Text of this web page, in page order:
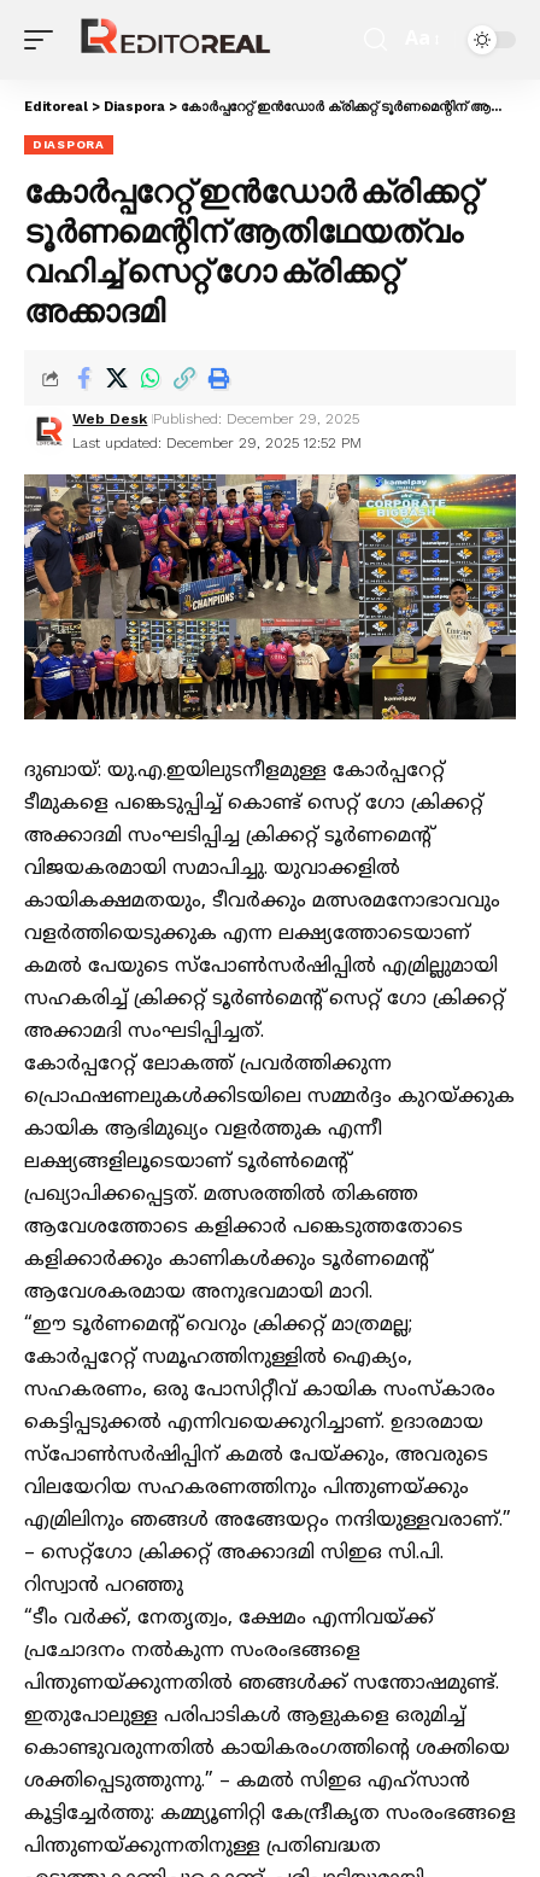
Editoreal > Diaspora > കോർപ്പറേറ്റ് ഇൻഡോർ ക്രിക്കറ്റ് ടൂർണമെന്റിന് ആതിഥേയത്വം വഹിച്ച് സെറ്റ് ഗോ ക്രിക്കറ്റ് അക്കാദമി
DIASPORA
കോർപ്പറേറ്റ് ഇൻഡോർ ക്രിക്കറ്റ്
ടൂർണമെന്റിന് ആതിഥേയത്വം
വഹിച്ച് സെറ്റ് ഗോ ക്രിക്കറ്റ്
അക്കാദമി
Last updated: December 29, 2025 12:52 PM
Web Desk Published: December 29, 2025
ദുബായ്: യു.എ.ഇയിലുടനീളമുള്ള കോർപ്പറേറ്റ്
ടീമുകളെ പങ്കെടുപ്പിച്ച് കൊണ്ട് സെറ്റ് ഗോ ക്രിക്കറ്റ്
അക്കാദമി സംഘടിപ്പിച്ച ക്രിക്കറ്റ് ടൂർണമെന്റ്
വിജയകരമായി സമാപിച്ചു. യുവാക്കളിൽ
കായികക്ഷമതയും, ടീവർക്കും മത്സരമനോഭാവവും
വള‍ർത്തിയെടുക്കുക എന്ന ലക്ഷ്യത്തോടെയാണ്
കമൽ പേയുടെ സ്പോൺസർഷിപ്പിൽ എമ്രില്ലുമായി
സഹകരിച്ച് ക്രിക്കറ്റ് ടൂർൺമെൻ്റ് സെറ്റ് ​ഗോ ക്രിക്കറ്റ്
അക്കാമദി സംഘടിപ്പിച്ചത്.
കോ‍ർപ്പറേറ്റ് ലോകത്ത് പ്രവ‍ർത്തിക്കുന്ന
പ്രൊഫഷണലുകൾക്കിടയിലെ സമ്മ‍ർദ്ദം കുറയ്ക്കുക
കായിക ആഭിമുഖ്യം വള‍ർത്തുക എന്നീ
ലക്ഷ്യങ്ങളിലൂടെയാണ് ടൂർൺമെൻ്റ്
പ്രഖ്യാപിക്കപ്പെട്ടത്. മത്സരത്തിൽ തികഞ്ഞ
ആവേശത്തോടെ കളിക്കാർ പങ്കെടുത്തതോടെ
കളിക്കാർക്കും കാണികൾക്കും ടൂർണമെൻ്റ്
ആവേശകരമായ അനുഭവമായി മാറി.
“ഈ ടൂർണമെന്റ് വെറും ക്രിക്കറ്റ് മാത്രമല്ല;
കോർപ്പറേറ്റ് സമൂഹത്തിനുള്ളിൽ ഐക്യം,
സഹകരണം, ഒരു പോസിറ്റീവ് കായിക സംസ്കാരം
കെട്ടിപ്പടുക്കൽ എന്നിവയെക്കുറിച്ചാണ്. ഉദാരമായ
സ്പോൺസർഷിപ്പിന് കമൽ പേയ്ക്കും, അവരുടെ
വിലയേറിയ സഹകരണത്തിനും പിന്തുണയ്ക്കും
എമ്രിലിനും ഞങ്ങൾ അങ്ങേയറ്റം നന്ദിയുള്ളവരാണ്.”
– സെറ്റ്ഗോ ക്രിക്കറ്റ് അക്കാദമി സിഇഒ സി.പി.
റിസ്വാൻ പറഞ്ഞു
“ടീം വർക്ക്, നേതൃത്വം, ക്ഷേമം എന്നിവയ്ക്ക്
പ്രചോദനം നൽകുന്ന സംരംഭങ്ങളെ
പിന്തുണയ്ക്കുന്നതിൽ ഞങ്ങൾക്ക് സന്തോഷമുണ്ട്.
ഇതുപോലുള്ള പരിപാടികൾ ആളുകളെ ഒരുമിച്ച്
കൊണ്ടുവരുന്നതിൽ കായികരംഗത്തിന്റെ ശക്തിയെ
ശക്തിപ്പെടുത്തുന്നു.” – കമൽ സിഇഒ എഹ്സാൻ
കൂട്ടിച്ചേർത്തു: കമ്മ്യൂണിറ്റി കേന്ദ്രീകൃത സംരംഭങ്ങളെ
പിന്തുണയ്ക്കുന്നതിനുള്ള പ്രതിബദ്ധത